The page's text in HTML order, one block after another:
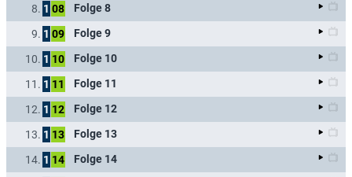
8. 1 08 Folge 8
9. 1 09 Folge 9
10. 1 10 Folge 10
11. 1 11 Folge 11
12. 1 12 Folge 12
13. 1 13 Folge 13
14. 1 14 Folge 14